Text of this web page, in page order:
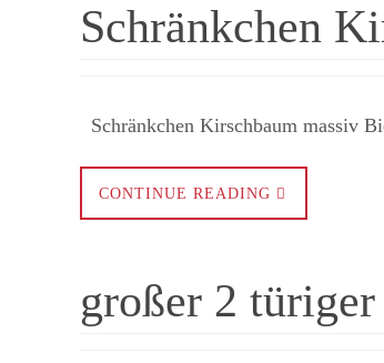
Schränkchen
Schränkchen Kirschbaum massiv
CONTINUE READING
großer 2